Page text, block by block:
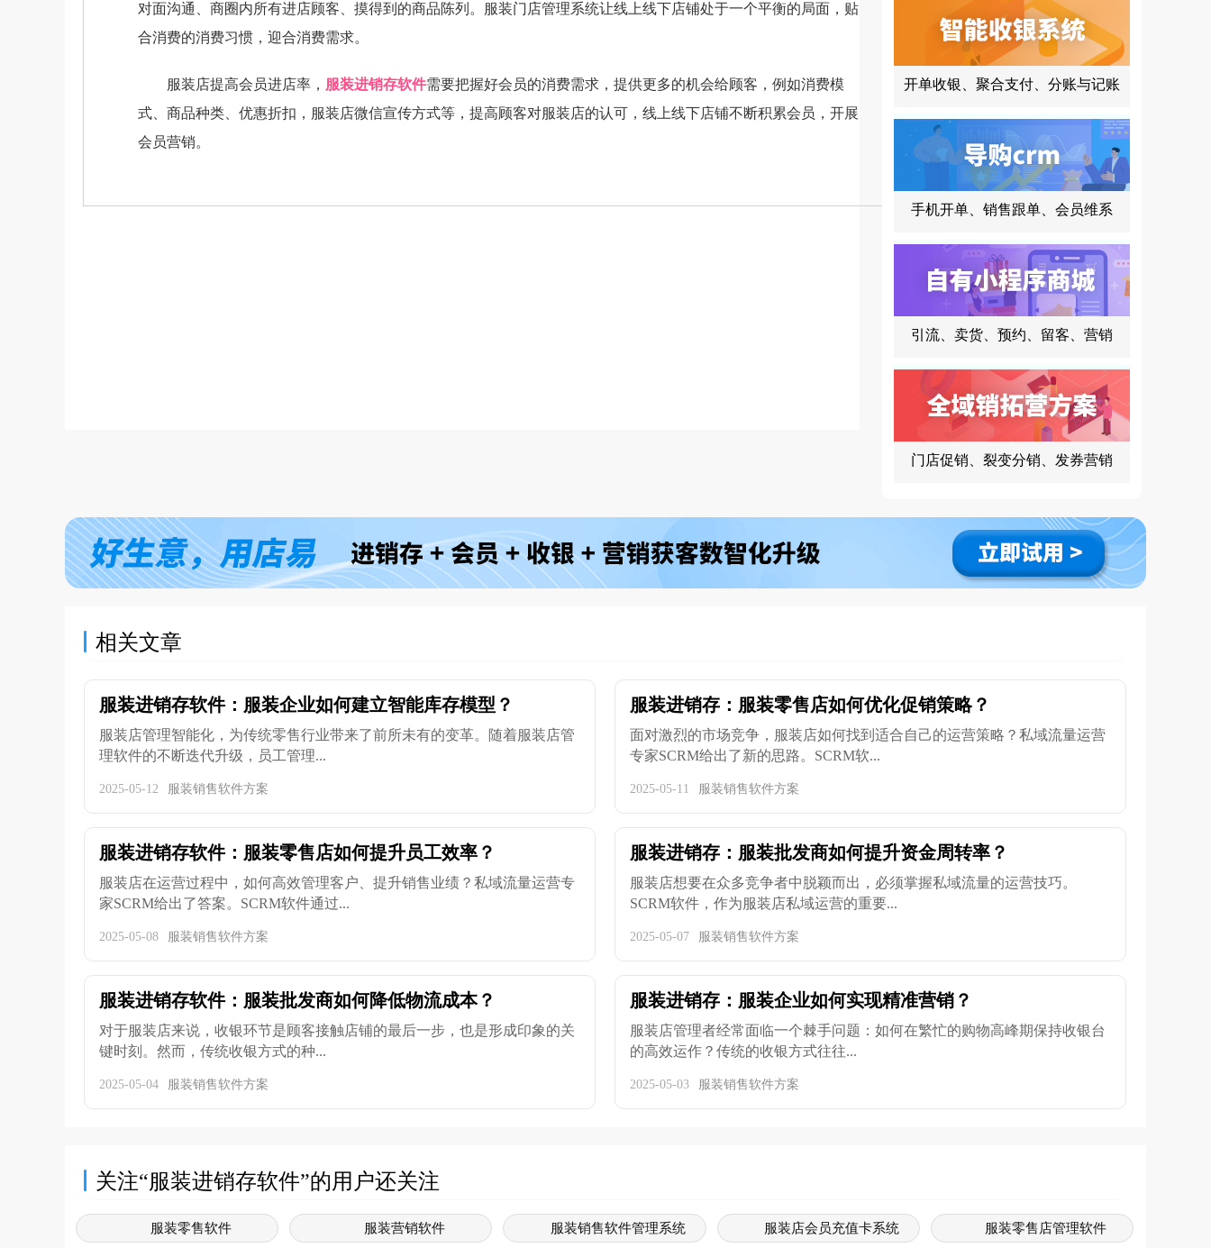
对面沟通、商圈内所有进店顾客、摸得到的商品陈列。服装门店管理系统让线上线下店铺处于一个平衡的局面，贴
合消费的消费习惯，迎合消费需求。
服装店提高会员进店率， 服装进销存软件需要把握好会员的消费需求，提供更多的机会给顾客，例如消费模
式、商品种类、优惠折扣，服装店微信宣传方式等，提高顾客对服装店的认可，线上线下店铺不断积累会员，开展
会员营销。
开单收银、聚合支付、分账与记账
手机开单、销售跟单、会员维系
引流、卖货、预约、留客、营销
门店促销、裂变分销、发券营销
相关文章
服装进销存软件：服装企业如何建立智能库存模型？
服装店管理智能化，为传统零售行业带来了前所未有的变革。随着服装店管
理软件的不断迭代升级，员工管理...
2025-05-12 服装销售软件方案
服装进销存：服装零售店如何优化促销策略？
面对激烈的市场竞争，服装店如何找到适合自己的运营策略？私域流量运营
专家SCRM给出了新的思路。SCRM软...
2025-05-11 服装销售软件方案
服装进销存软件：服装零售店如何提升员工效率？
服装店在运营过程中，如何高效管理客户、提升销售业绩？私域流量运营专
家SCRM给出了答案。SCRM软件通过...
2025-05-08 服装销售软件方案
服装进销存：服装批发商如何提升资金周转率？
服装店想要在众多竞争者中脱颖而出，必须掌握私域流量的运营技巧。
SCRM软件，作为服装店私域运营的重要...
2025-05-07 服装销售软件方案
服装进销存软件：服装批发商如何降低物流成本？
对于服装店来说，收银环节是顾客接触店铺的最后一步，也是形成印象的关
键时刻。然而，传统收银方式的种...
2025-05-04 服装销售软件方案
服装进销存：服装企业如何实现精准营销？
服装店管理者经常面临一个棘手问题：如何在繁忙的购物高峰期保持收银台
的高效运作？传统的收银方式往往...
2025-05-03 服装销售软件方案
关注“服装进销存软件”的用户还关注
服装零售软件 服装营销软件 服装销售软件管理系统 服装店会员充值卡系统 服装零售店管理软件